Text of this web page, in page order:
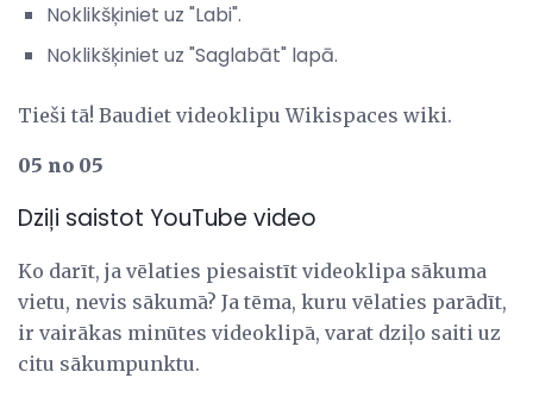
Noklikšķiniet uz "Labi".
Noklikšķiniet uz "Saglabāt" lapā.
Tieši tā! Baudiet videoklipu Wikispaces wiki.
05 no 05
Dziļi saistot YouTube video
Ko darīt, ja vēlaties piesaistīt videoklipa sākuma
vietu, nevis sākumā? Ja tēma, kuru vēlaties parādīt,
ir vairākas minūtes videoklipā, varat dziļo saiti uz
citu sākumpunktu.